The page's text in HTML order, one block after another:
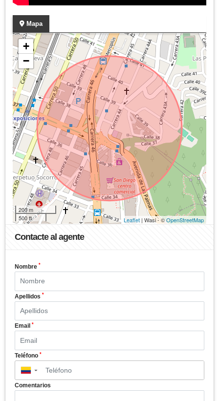
Mapa
+
−
200 m
500 ft
Leaflet | Wasi - ©OpenStreetMap
Contacte al agente
Nombre *
Apellidos *
Email *
Teléfono *
▼
Comentarios